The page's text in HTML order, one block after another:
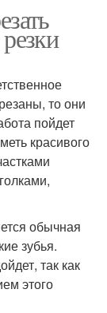
то они
пойдет
красивого
обычная
зубья.
так как
этого